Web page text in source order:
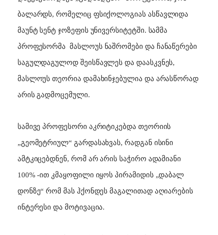
ბალარდს, რომელიც ფსიქოლოგიას ასწავლიდა
მაუნტ სენტ ჯოზეფის უნივერსიტეტში. სამმა
პროფესორმა მასლოუს ნაშრომები და ჩანაწერები
საგულდაგულოდ შეისწავლეს და დაასკვნეს,
მასლოუს თეორია დამახინჯებულია და არასწორად
არის გადმოცემული.
სამივე პროფესორი აკრიტიკებდა თეორიის
„გეომეტრიულ“ გარდასახვას, რადგან ისინი
ამტკიცებდნენ, რომ არ არის საჭირო ადამიანი
100% -ით კმაყოფილი იყოს პირამიდის „დაბალ
დონზე“ რომ მას ჰქონდეს მაგალითად აღიარების
ინტერესი და მოტივაცია.